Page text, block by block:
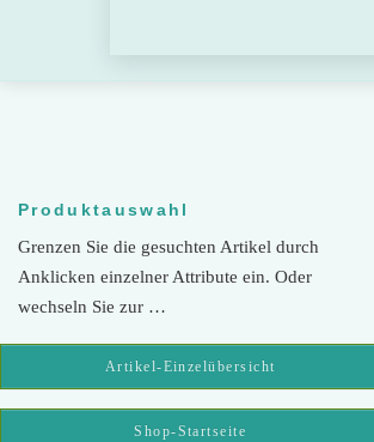
Produktauswahl
Grenzen Sie die gesuchten Artikel durch
Anklicken einzelner Attribute ein. Oder
wechseln Sie zur …
Artikel-Einzelübersicht
Shop-Startseite